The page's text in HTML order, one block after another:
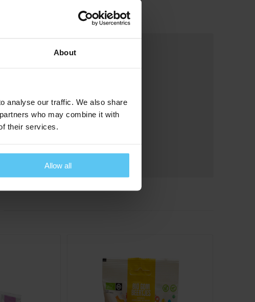
About
analyse our traffic. We also share
who may combine it with
their services.
Allow all